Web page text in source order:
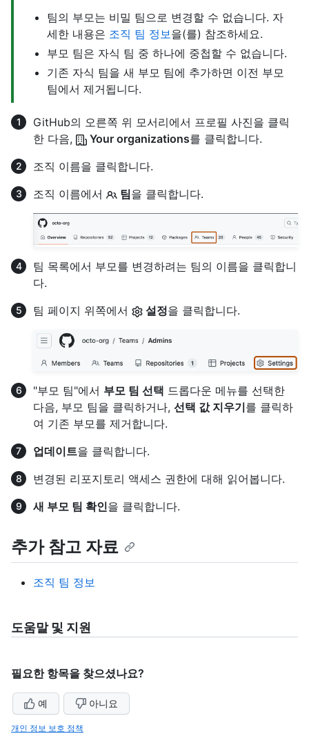
팀의 부모는 비밀 팀으로 변경할 수 없습니다. 자
세한 내용은 조직 팀 정보을(를) 참조하세요.
부모 팀은 자식 팀 중 하나에 중첩할 수 없습니다.
기존 자식 팀을 새 부모 팀에 추가하면 이전 부모
팀에서 제거됩니다.
GitHub의 오른쪽 위 모서리에서 프로필 사진을 클릭
한 다음,
Your organizations를 클릭합니다.
조직 이름을 클릭합니다.
조직 이름에서
팀을 클릭합니다.
팀 목록에서 부모를 변경하려는 팀의 이름을 클릭합니
다.
팀 페이지 위쪽에서
설정을 클릭합니다.
"부모 팀"에서 부모 팀 선택 드롭다운 메뉴를 선택한
다음, 부모 팀을 클릭하거나, 선택 값 지우기를 클릭하
여 기존 부모를 제거합니다.
업데이트을 클릭합니다.
변경된 리포지토리 액세스 권한에 대해 읽어봅니다.
새 부모 팀 확인을 클릭합니다.
추가 참고 자료
조직 팀 정보
도움말 및 지원
필요한 항목을 찾으셨나요?
예 아니요
개인 정보 보호 정책